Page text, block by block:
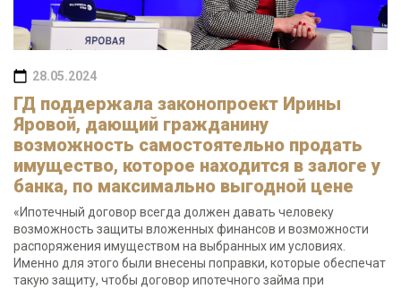
28.05.2024
ГД поддержала законопроект Ирины
Яровой, дающий гражданину
возможность самостоятельно продать
имущество, которое находится в залоге у
банка, по максимально выгодной цене
«Ипотечный договор всегда должен давать человеку
возможность защиты вложенных финансов и возможности
распоряжения имуществом на выбранных им условиях.
Именно для этого были внесены поправки, которые обеспечат
такую защиту, чтобы договор ипотечного займа при